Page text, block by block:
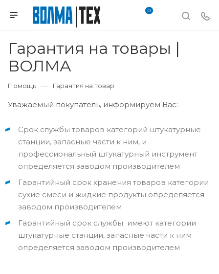
0
Гарантия на товары |
ВОЛМА
Помощь — Гарантия на товар
Уважаемый покупатель, информируем Вас:
Срок службы товаров категорий штукатурные
станции, запасные части к ним, и
профессиональный штукатурный инструмент
определяется заводом производителем
Гарантийный срок хранения товаров категории
сухие смеси и жидкие продукты определяется
заводом производителем
Гарантийный срок службы имеют категории
штукатурные станции, запасные части к ним
определяется заводом производителем